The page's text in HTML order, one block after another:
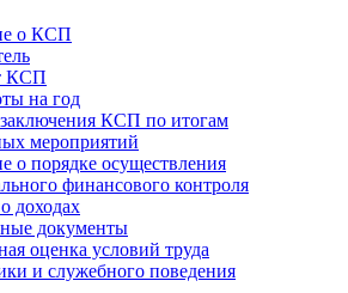
о КСП
КСП
на год
КСП по итогам
мероприятий
о порядке осуществления
финансового контроля
доходах
документы
оценка условий труда
и служебного поведения